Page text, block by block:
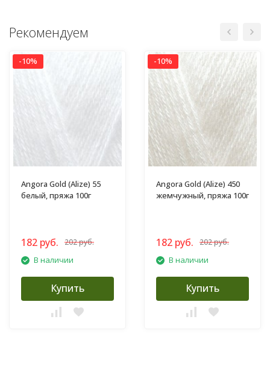
Рекомендуем
-10%
Angora Gold (Alize) 55
белый, пряжа 100г
182 руб. 202 руб.
В наличии
Купить
-10%
Angora Gold (Alize) 450
жемчужный, пряжа 100г
182 руб. 202 руб.
В наличии
Купить